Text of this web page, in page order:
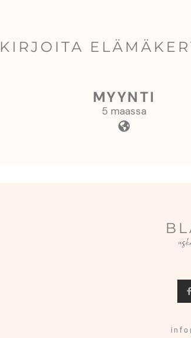
KIRJOITA
MYYNTI
5 maassa